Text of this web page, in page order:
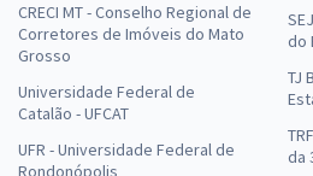
CRECI MT - Conselho Regional de
Corretores de Imóveis do Mato
Grosso
Universidade Federal de
Catalão - UFCAT
UFR - Universidade Federal de
Rondonópolis
do
TJ
da